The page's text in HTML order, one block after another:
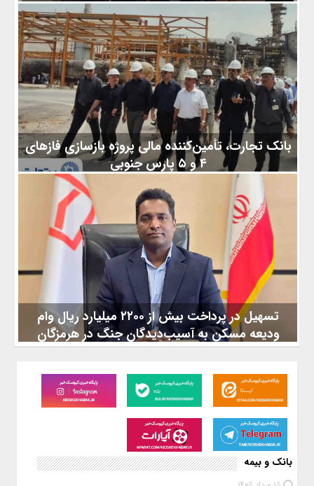
مدیرعامل بیمه دی با حضور در محل صندوق بازنشستگی فولاد
مازندران و در نشست با رییس صندوق بازنشستگان‌ فولاد مازندران بر
تقویت خدمت رسانی به ویژه به بیماران صعب العلاج تحت پوشش
تاکید کرد. به گزارش کیوسک خبر به نقل از روابط عمومی بیمه دی از
مازندران ، دکتر هادی عبداللهی مدیرعامل شرکت بیمه‌ دی در نشست
با عالیشاه، رئیس صندوق بازنشستگی فولاد استان مازندران، رضا
طالبی مدیر امور شعب بیمه دی، محمد کاملی مدیر پروژه صندوق
بانک تجارت، تأمین‌کننده مالی پروژه بازسازی فازهای
۴ و ۵ پارس جنوبی
نشست هماهنگی پروژه بازسازی فازهای ۴ و ۵ پارس جنوبی با حضور
مدیران شرکت نفت و گاز پارس، بانک تجارت، سازمان گسترش و
نوسازی صنایع ایران و اعضای کنسرسیوم در عسلویه برگزار شد. به
گزارش کیوسک خبر به نقل از مدیریت امور روابط‌عمومی بانک تجارت،
دکتر هادی اخلاقی، مدیرعامل بانک تجارت، در این نشست با تأکید بر
اهمیت ملی و راهبردی پروژه، از آمادگی بانک برای تأمین مالی آن در
چارچوب ضوابط قانونی و از محل منابع صندوق توسعه ملی خبر
تسهیل در پرداخت بیش از ۲۲۰۰ میلیارد ریال وام
ودیعه مسکن به آسیب‌دیدگان جنگ در هرمزگان
وام قرض‌الحسنه ودیعه مسکن به آسیب‌دیدگان جنگ تحمیلی سوم
در کوتاه‌ترین زمان و رفع موانع و تسهیل فرایندها خبر داد.به گزارش
کیوسک خبر به نقل از پایگاه خبری بانک مسکن – هیبنا؛ در راستای
اجرای سیاست‌های حمایتی دولت برای حمایت از خانواده‌های
آسیب‌دیده از جنگ تحمیلی اخیر، بانک مسکن در استان هرمزگان با
اتخاذ رویکردی جهادی، فرآیند پرداخت تسهیلات قرض‌الحسنه ودیعه
بانک و بیمه